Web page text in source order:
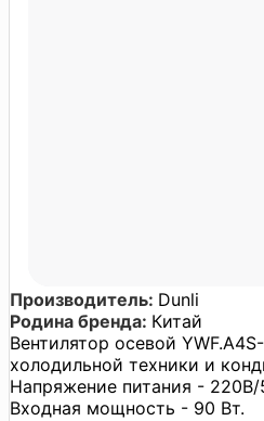
Производитель: Dunli
Родина бренда: Китай
Вентилятор осевой
холодильной техники и
Напряжение питания - 220В/
Входная мощность - 90 Вт.